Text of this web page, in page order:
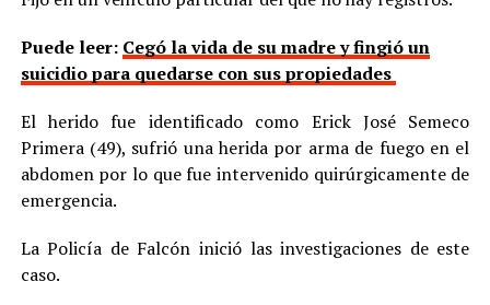
Puede leer: Cegó la vida de su madre y fingió un
suicidio para quedarse con sus propiedades
El herido fue identificado como Erick José Semeco
Primera (49), sufrió una herida por arma de fuego en el
abdomen por lo que fue intervenido quirúrgicamente de
emergencia.
La Policía de Falcón inició las investigaciones de este
caso.